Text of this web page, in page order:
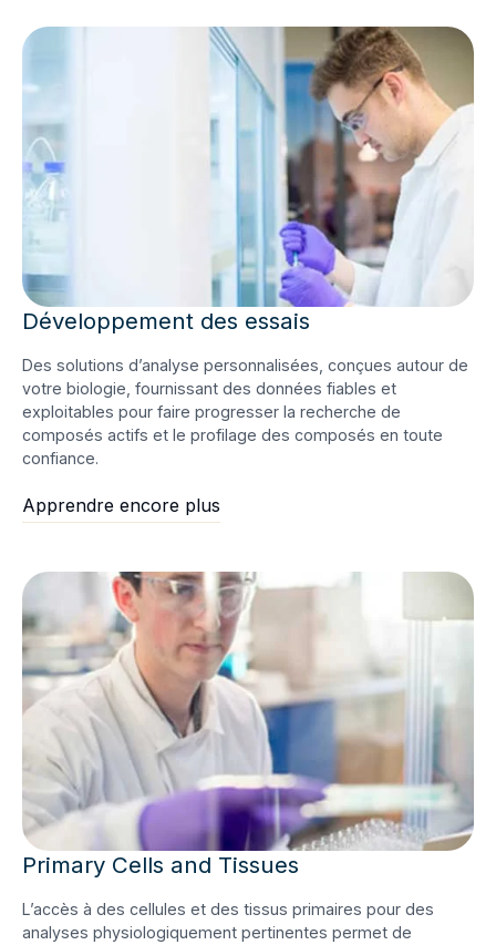
Développement des essais
Des solutions d’analyse personnalisées, conçues autour de
votre biologie, fournissant des données fiables et
exploitables pour faire progresser la recherche de
composés actifs et le profilage des composés en toute
confiance.
Apprendre encore plus
Primary Cells and Tissues
L’accès à des cellules et des tissus primaires pour des
analyses physiologiquement pertinentes permet de